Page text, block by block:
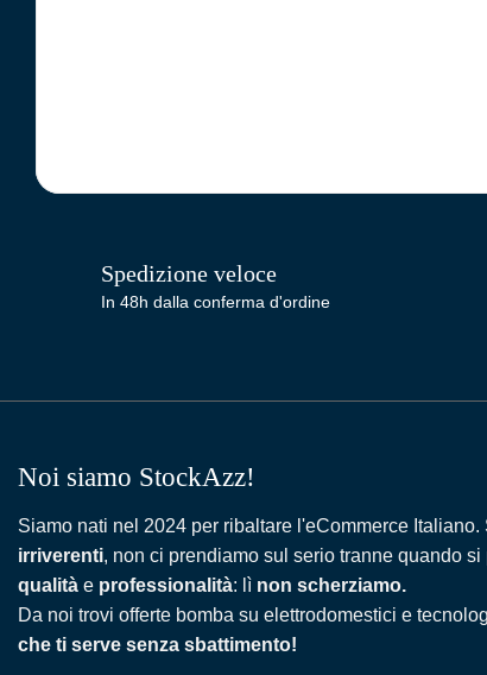
Spedizione veloce
In 48h dalla conferma d'ordine
Noi siamo StockAzz!
Siamo nati nel 2024 per ribaltare l'eCommerce Italiano.
irriverenti, non ci prendiamo sul serio tranne quando si
qualità e professionalità: lì non scherziamo.
Da noi trovi offerte bomba su elettrodomestici e
che ti serve senza sbattimento!